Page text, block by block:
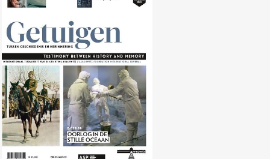
Nr. 131 (10/2020) Oorlog in de
Stille Oceaan